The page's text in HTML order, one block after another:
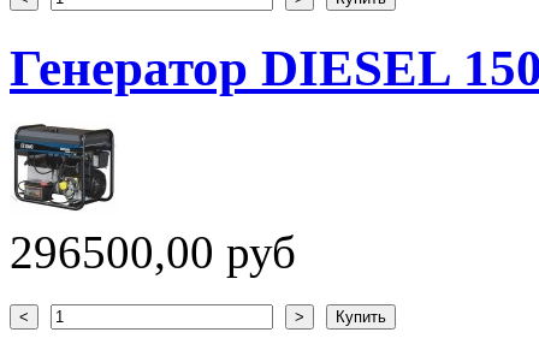
Генератор DIESEL
296500,00 руб